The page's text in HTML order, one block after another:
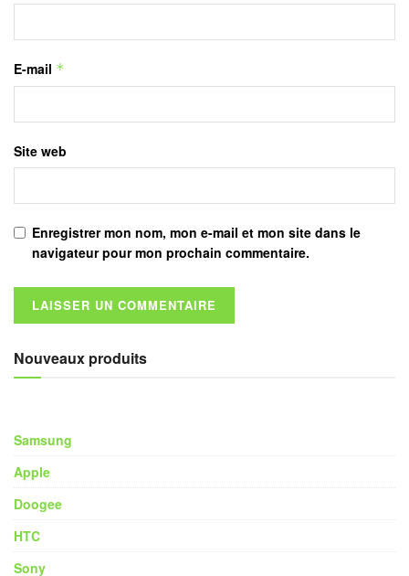
E-mail *
Site web
Enregistrer mon nom, mon e-mail et mon site dans le
navigateur pour mon prochain commentaire.
Nouveaux produits
Samsung
Apple
Doogee
HTC
Sony